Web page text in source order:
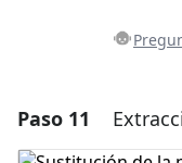
Paso 11